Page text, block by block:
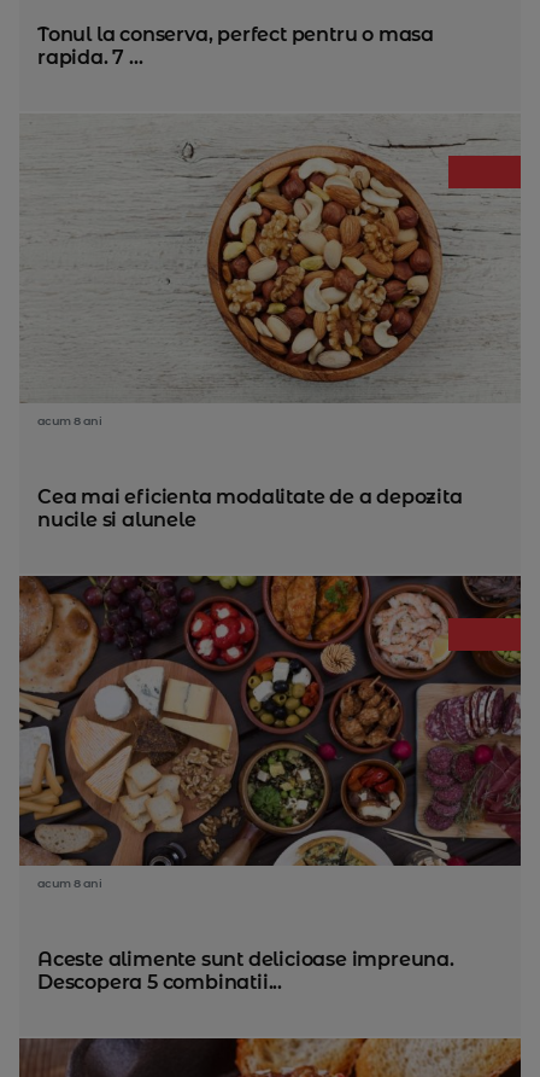
Tonul la conserva, perfect pentru o masa
rapida. 7 ...
acum 8 ani
Cea mai eficienta modalitate de a depozita
nucile si alunele
acum 8 ani
Aceste alimente sunt delicioase impreuna.
Descopera 5 combinatii...